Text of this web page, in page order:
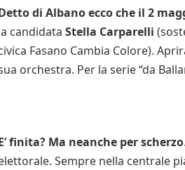
di Albano ecco che il 2
candidata Stella Carparelli
Fasano Cambia Colore).
orchestra. Per la serie “da
finita? Ma neanche per scherzo
Sempre nella centrale